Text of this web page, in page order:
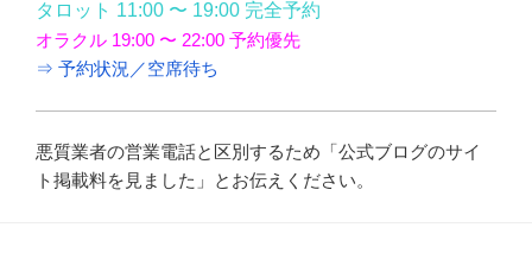
タロット 11:00 〜 19:00 完全予約
オラクル 19:00 〜 22:00 予約優先
⇒ 予約状況／空席待ち
悪質業者の営業電話と区別するため「公式ブログのサイ
ト掲載料を見ました」とお伝えください。